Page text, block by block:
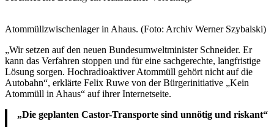
Atommüllzwischenlager in Ahaus. (Foto: Archiv Werner Szybalski)
„Wir setzen auf den neuen Bundesumweltminister Schneider. Er
kann das Verfahren stoppen und für eine sachgerechte, langfristige
Lösung sorgen. Hochradioaktiver Atommüll gehört nicht auf die
Autobahn“, erklärte Felix Ruwe von der Bürgerinitiative „Kein
Atommüll in Ahaus“ auf ihrer Internetseite.
„Die geplanten Castor-Transporte sind unnötig und riskant“